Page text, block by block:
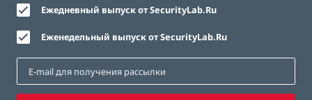
Ежедневный выпуск от SecurityLab.Ru
Еженедельный выпуск от SecurityLab.Ru